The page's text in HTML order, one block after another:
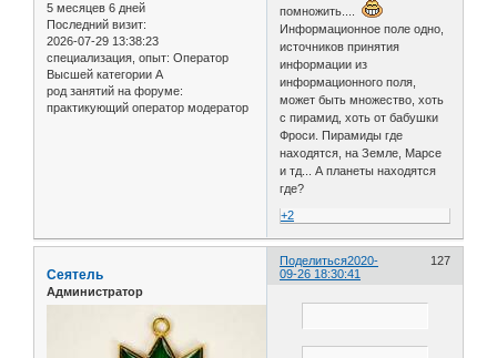
5 месяцев 6 дней
Последний визит:
2026-07-29 13:38:23
специализация, опыт: Оператор
Высшей категории А
род занятий на форуме:
практикующий оператор модератор
помножить....
Информационное поле одно,
источников принятия
информации из
информационного поля,
может быть множество, хоть
с пирамид, хоть от бабушки
Фроси. Пирамиды где
находятся, на Земле, Марсе
и тд... А планеты находятся
где?
+2
Поделиться 127
2020-
09-26 18:30:41
Сеятель
Администратор